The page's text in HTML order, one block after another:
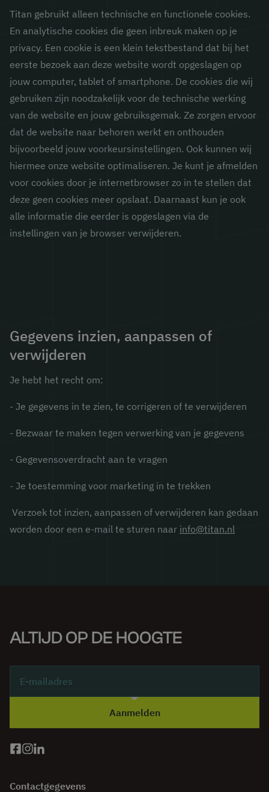
Titan gebruikt alleen technische en functionele cookies.
En analytische cookies die geen inbreuk maken op je
privacy. Een cookie is een klein tekstbestand dat bij het
eerste bezoek aan deze website wordt opgeslagen op
jouw computer, tablet of smartphone. De cookies die wij
gebruiken zijn noodzakelijk voor de technische werking
van de website en jouw gebruiksgemak. Ze zorgen ervoor
dat de website naar behoren werkt en onthouden
bijvoorbeeld jouw voorkeursinstellingen. Ook kunnen wij
hiermee onze website optimaliseren. Je kunt je afmelden
voor cookies door je internetbrowser zo in te stellen dat
deze geen cookies meer opslaat. Daarnaast kun je ook
alle informatie die eerder is opgeslagen via de
instellingen van je browser verwijderen.
Gegevens inzien, aanpassen of
verwijderen
Je hebt het recht om:
- Je gegevens in te zien, te corrigeren of te verwijderen
- Bezwaar te maken tegen verwerking van je gegevens
- Gegevensoverdracht aan te vragen
- Je toestemming voor marketing in te trekken
Verzoek tot inzien, aanpassen of verwijderen kan gedaan
worden door een e-mail te sturen naar info@titan.nl
Contactgegevens
ALTIJD OP DE HOOGTE
Aanmelden